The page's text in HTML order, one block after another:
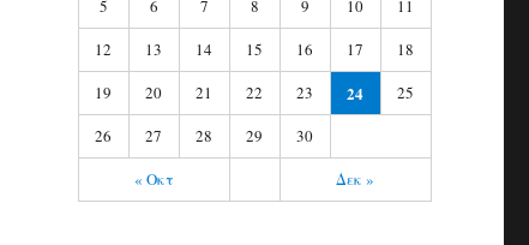
« Οκτ Δεκ »
5
6 7 8 9 10
11
12
13 14 15 16 17
18
19
20 21 22 23 24
25
26
27 28 29 30